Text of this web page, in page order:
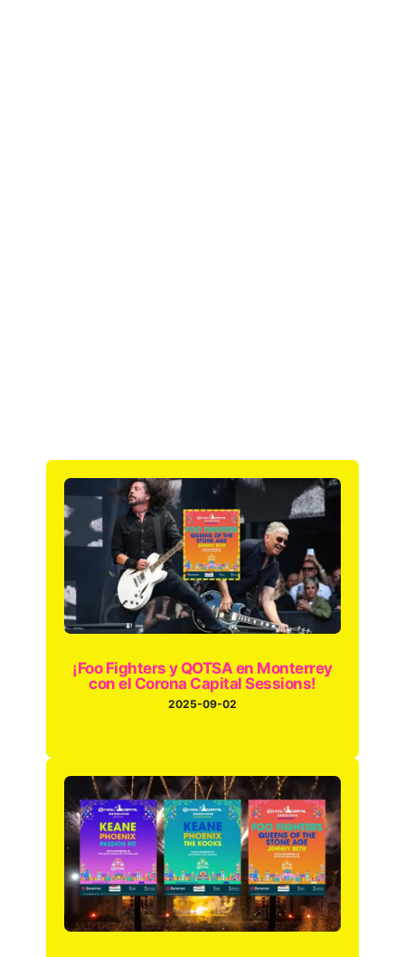
¡Foo Fighters y QOTSA en Monterrey
con el Corona Capital Sessions!
2025-09-02